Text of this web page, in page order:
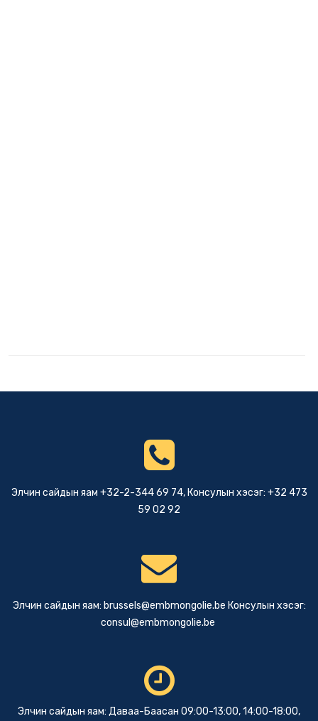
Элчин сайдын яам +32-2-344 69 74, Консулын хэсэг: +32 473
59 02 92
Элчин сайдын яам: brussels@embmongolie.be Консулын хэсэг:
consul@embmongolie.be
Элчин сайдын яам: Даваа-Баасан 09:00-13:00, 14:00-18:00,